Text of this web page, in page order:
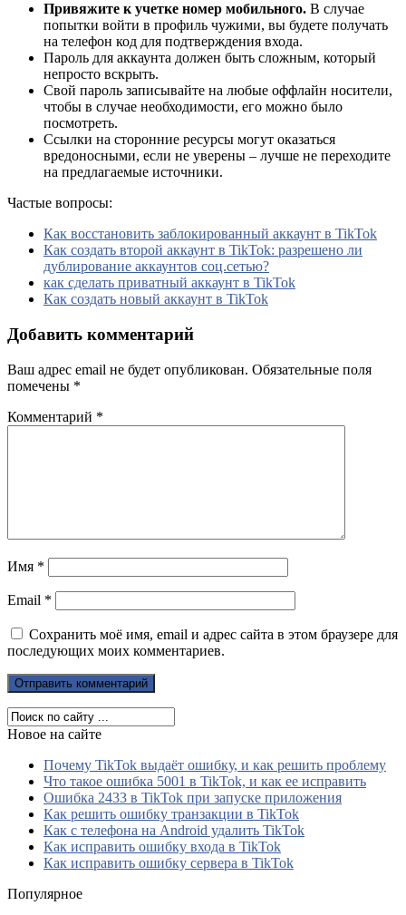
Привяжите к учетке номер мобильного. В случае
попытки войти в профиль чужими, вы будете получать
на телефон код для подтверждения входа.
Пароль для аккаунта должен быть сложным, который
непросто вскрыть.
Свой пароль записывайте на любые оффлайн носители,
чтобы в случае необходимости, его можно было
посмотреть.
Ссылки на сторонние ресурсы могут оказаться
вредоносными, если не уверены – лучше не переходите
на предлагаемые источники.
Частые вопросы:
Как восстановить заблокированный аккаунт в TikTok
Как создать второй аккаунт в TikTok: разрешено ли
дублирование аккаунтов соц.сетью?
как сделать приватный аккаунт в TikTok
Как создать новый аккаунт в TikTok
Добавить комментарий
Ваш адрес email не будет опубликован. Обязательные поля
помечены *
Комментарий *
Имя *
Email *
Сохранить моё имя, email и адрес сайта в этом браузере для
последующих моих комментариев.
Новое на сайте
Почему TikTok выдаёт ошибку, и как решить проблему
Что такое ошибка 5001 в TikTok, и как ее исправить
Ошибка 2433 в TikTok при запуске приложения
Как решить ошибку транзакции в TikTok
Как с телефона на Android удалить TikTok
Как исправить ошибку входа в TikTok
Как исправить ошибку сервера в TikTok
Популярное